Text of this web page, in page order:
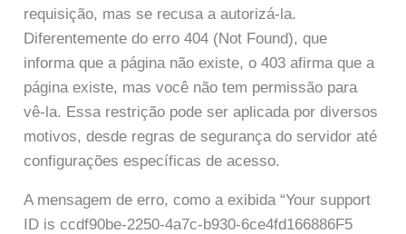
requisição, mas se recusa a autorizá-la.
Diferentemente do erro 404 (Not Found), que
informa que a página não existe, o 403 afirma que a
página existe, mas você não tem permissão para
vê-la. Essa restrição pode ser aplicada por diversos
motivos, desde regras de segurança do servidor até
configurações específicas de acesso.
A mensagem de erro, como a exibida “Your support
ID is ccdf90be-2250-4a7c-b930-6ce4fd166886F5